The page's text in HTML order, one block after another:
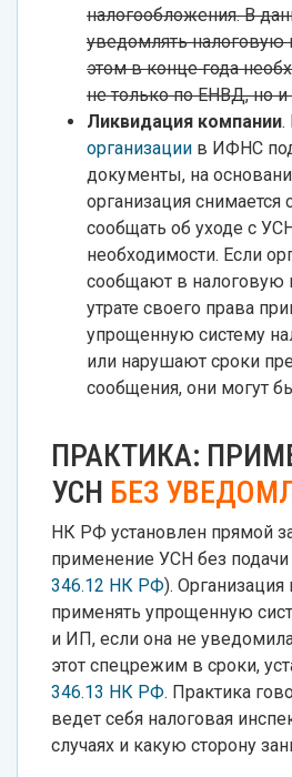
налогообложения. В
уведомлять налоговую
этом в конце года
не только по ЕНВД, но
Ликвидация компании.
организации в ИФНС
документы, на
организация снимается
сообщать об уходе с
необходимости. Если
сообщают в налоговую
утрате своего права
упрощенную систему
или нарушают сроки
сообщения, они могут
ПРАКТИКА:
УСН БЕЗ
НК РФ установлен прямой
применение УСН без
346.12 НК РФ). Организация
применять упрощенную
и ИП, если она не
этот спецрежим в сроки,
346.13 НК РФ. Практика
ведет себя налоговая
случаях и какую сторону